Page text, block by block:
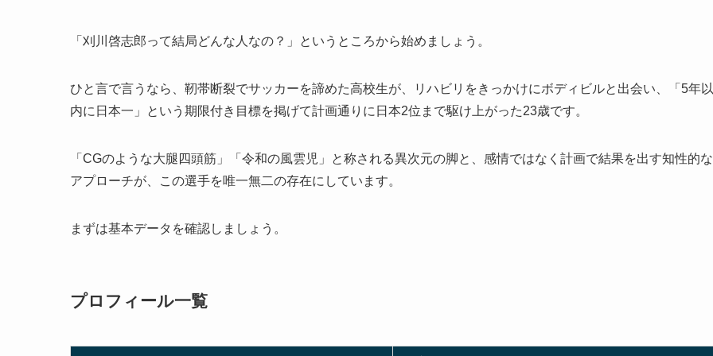
「刈川啓志郎って結局どんな人なの？」というところから始めましょう。
ひと言で言うなら、靭帯断裂でサッカーを諦めた高校生が、リハビリをきっかけにボディビルと出会い、「5年以
内に日本一」という期限付き目標を掲げて計画通りに日本2位まで駆け上がった23歳です。
「CGのような大腿四頭筋」「令和の風雲児」と称される異次元の脚と、感情ではなく計画で結果を出す知性的な
アプローチが、この選手を唯一無二の存在にしています。
まずは基本データを確認しましょう。
プロフィール一覧